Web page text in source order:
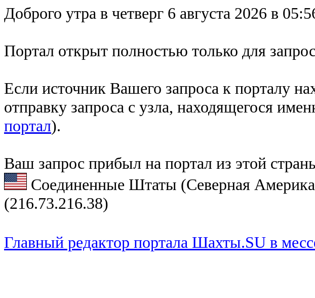
Доброго утра в четверг 6 августа 2026 в
Портал открыт полностью только для
Если источник Вашего запроса к порталу
отправку запроса с узла, находящегося
портал).
Ваш запрос прибыл на портал из этой
Соединенные Штаты (Северная
(216.73.216.38)
Главный редактор портала Шахты.SU в